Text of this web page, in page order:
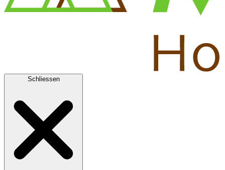
Schliessen